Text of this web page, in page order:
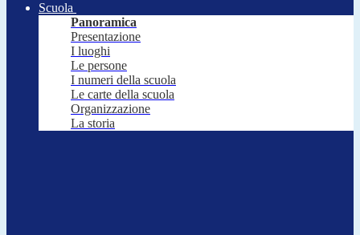
Scuola
Panoramica
Presentazione
I luoghi
Le persone
I numeri della scuola
Le carte della scuola
Organizzazione
La storia